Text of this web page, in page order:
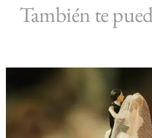
También te